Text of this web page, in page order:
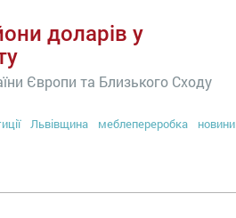
доларів у
Європи та Близького Сходу
Львівщина меблепереробка новини